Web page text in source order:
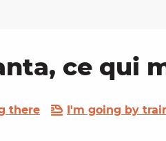
ce qui
there I'm going by